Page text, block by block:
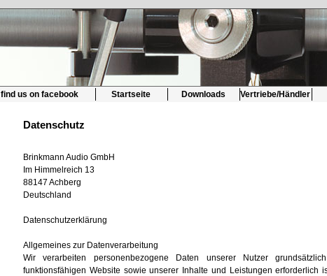
find us on facebook Startseite Downloads Vertriebe/Händler
Datenschutz
Brinkmann Audio GmbH
Im Himmelreich 13
88147 Achberg
Deutschland
Datenschutzerklärung
Allgemeines zur Datenverarbeitung
Wir verarbeiten personenbezogene Daten unserer Nutzer
funktionsfähigen Website sowie unserer Inhalte und Leistungen erforderlich